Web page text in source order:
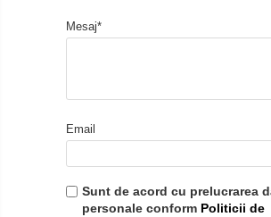
Mesaj*
Email
Sunt de acord cu prelucrarea
personale conform Politicii de